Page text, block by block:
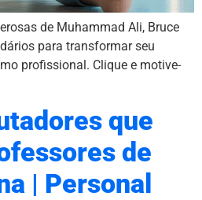
de Muhammad Ali, Bruce
para transformar seu
profissional. Clique e motive-
que
de
| Personal